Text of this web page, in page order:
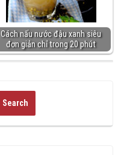
Cách nấu nước đậu xanh siêu
đơn giản chỉ trong 20 phút